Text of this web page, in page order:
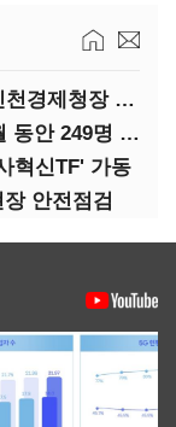
'FDI 실적 10%'·'개발현안 산적'…인천경제청장 구원투수 찾기
해경, 양귀비·대마 집중단속…4개월 동안 249명 검거
혁신TF' 가동
안전점검